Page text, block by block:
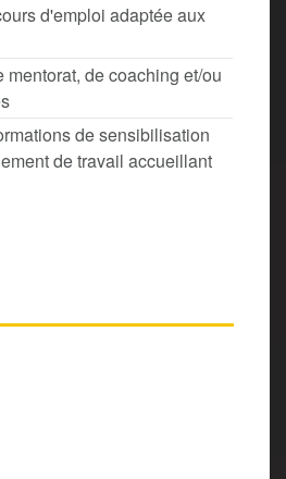
d'emploi adaptée aux
de coaching et/ou
de sensibilisation
de travail accueillant